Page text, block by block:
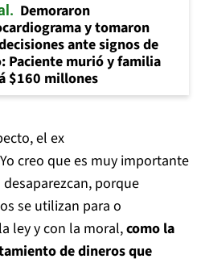
Demoraron
y tomaron
ante signos de
Paciente murió y familia
$160 millones
el ex
creo que es muy importante
porque
se utilizan para o
ley y con la moral,como la
de dineros que